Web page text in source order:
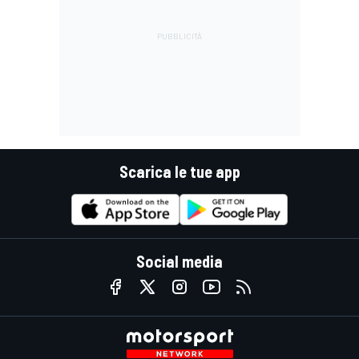
Scarica le tue app
Social media